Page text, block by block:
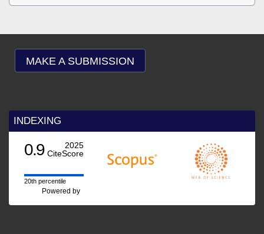
MAKE A SUBMISSION
INDEXING